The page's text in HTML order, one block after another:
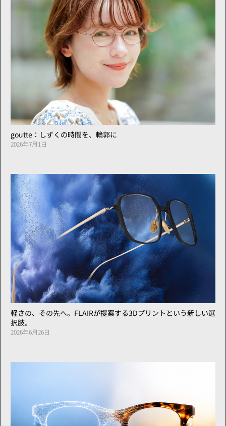
goutte：しずくの時間を、輪郭に
2026年7月1日
軽さの、その先へ。FLAIRが提案する3Dプリントという新しい選
択肢。
2026年6月26日